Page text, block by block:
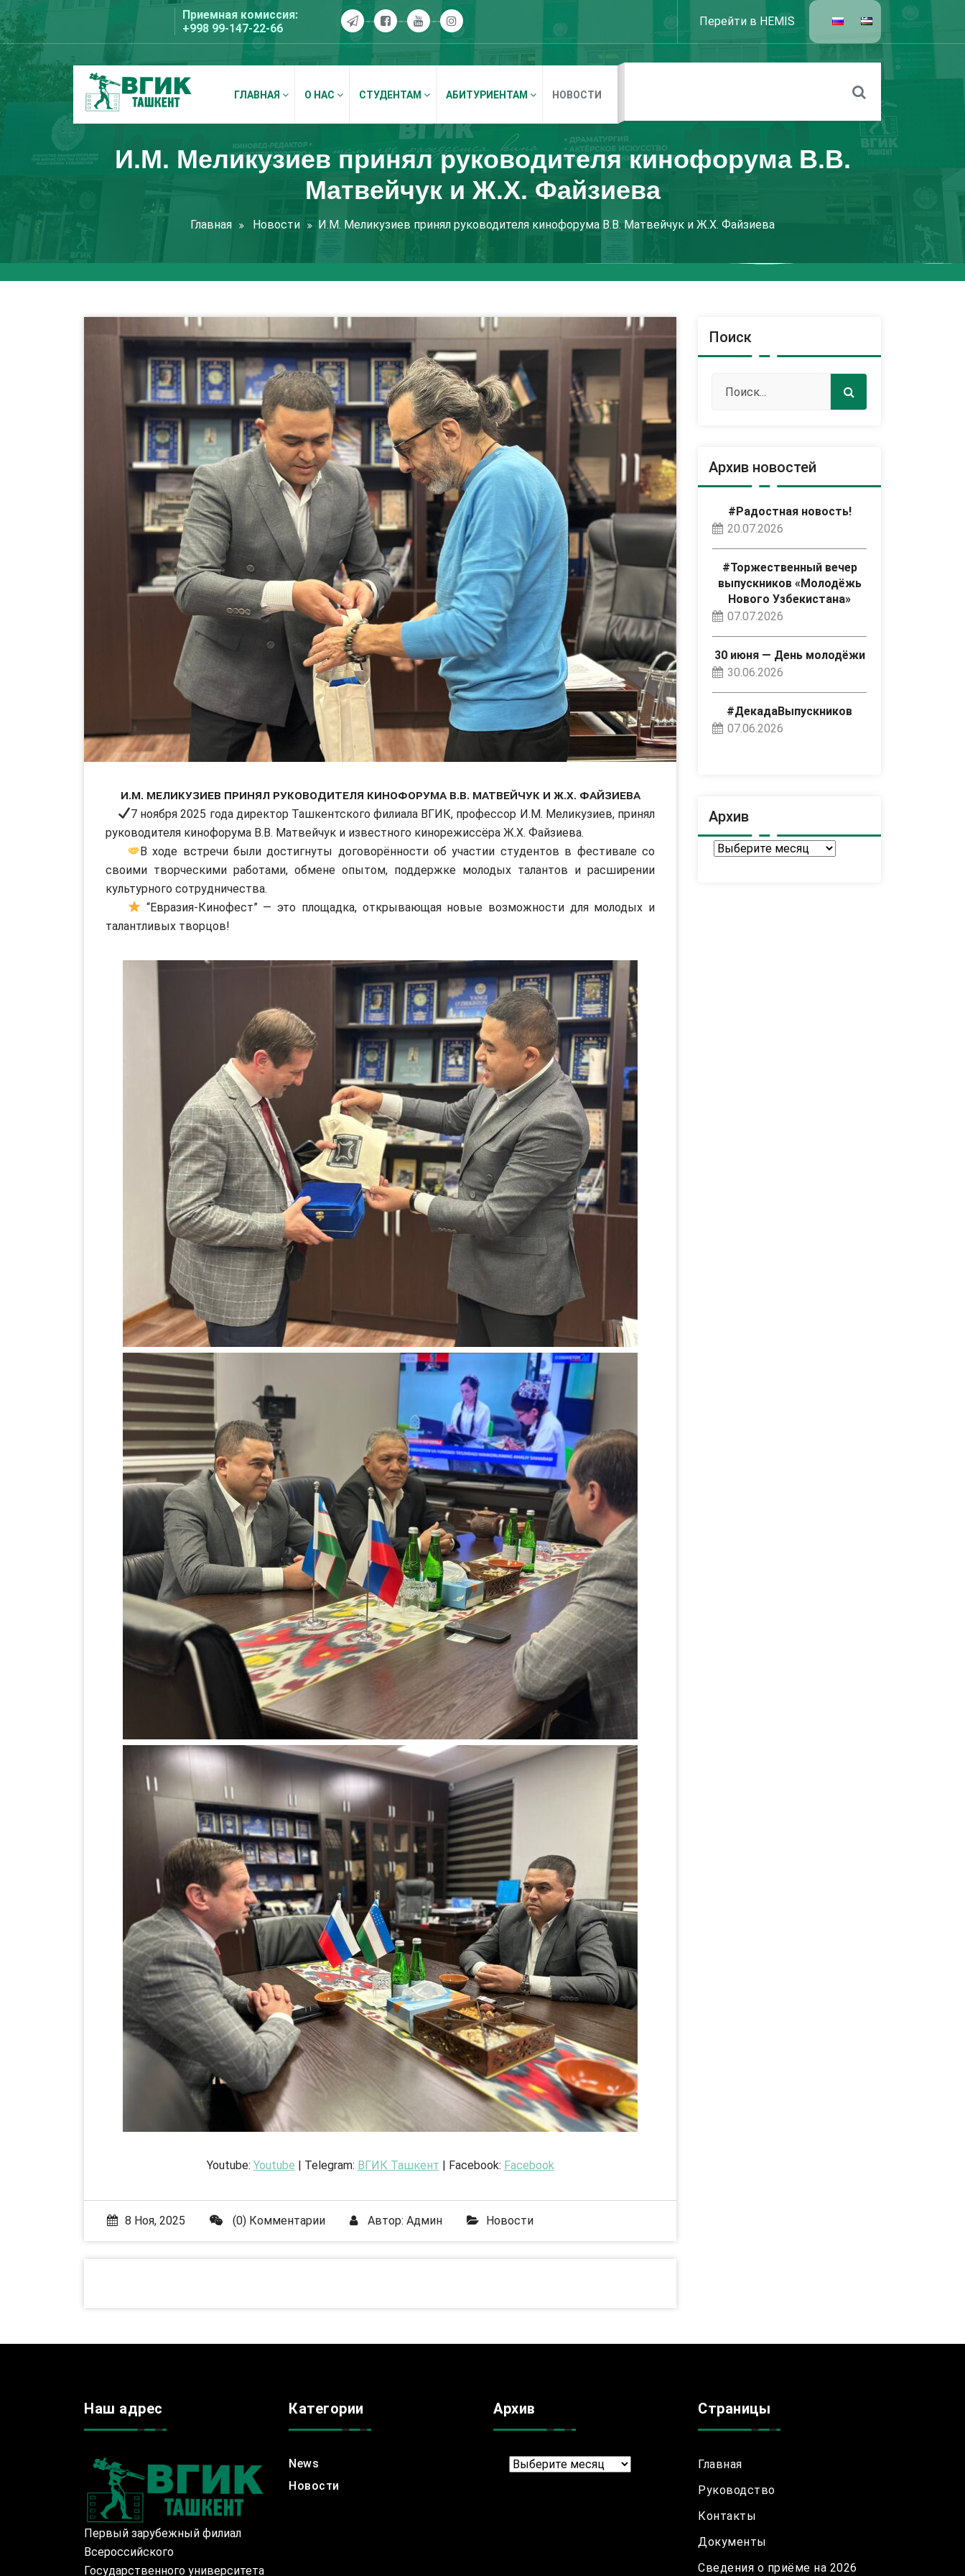
Перейти
к
содержимому
Приемная комиссия:
+998 99-147-22-66
Перейти в HEMIS
ВГИК Ташкент
ГЛАВНАЯ О НАС СТУДЕНТАМ АБИТУРИЕНТАМ НОВОСТИ
И.М. Меликузиев принял руководителя кинофорума В.В.
Матвейчук и Ж.Х. Файзиева
Главная Новости И.М. Меликузиев принял руководителя кинофорума В.В. Матвейчук и Ж.Х. Файзиева
И.М. Меликузиев принял руководителя кинофорума В.В. Матвейчук и Ж.Х. Файзиева
7 ноября 2025 года директор Ташкентского филиала ВГИК, профессор И.М. Меликузиев, принял
руководителя кинофорума В.В. Матвейчук и известного кинорежиссёра Ж.Х. Файзиева.
В ходе встречи были достигнуты договорённости об участии студентов в фестивале со
своими творческими работами, обмене опытом, поддержке молодых талантов и расширении
культурного сотрудничества.
“Евразия-Кинофест” — это площадка, открывающая новые возможности для молодых и
талантливых творцов!
Youtube: Youtube | Telegram: ВГИК Ташкент | Facebook: Facebook
8 Ноя, 2025 (0) Комментарии Автор: Админ Новости
Поиск
Архив новостей
#Радостная новость!
20.07.2026
#Торжественный вечер
выпускников «Молодёжь
Нового Узбекистана»
07.07.2026
30 июня — День молодёжи
30.06.2026
#ДекадаВыпускников
07.06.2026
Архив
Архив
Наш адрес
Первый зарубежный филиал
Всероссийского
Государственного университета
Категории
News
Новости
Архив
Архив
Страницы
Главная
Руководство
Контакты
Документы
Сведения о приёме на 2026